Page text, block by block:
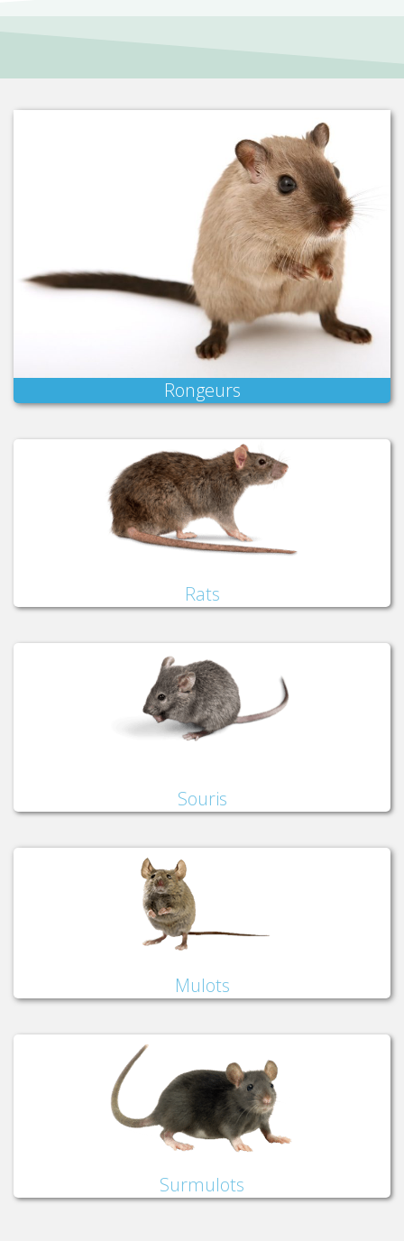
Rongeurs
Rats
Souris
Mulots
Surmulots